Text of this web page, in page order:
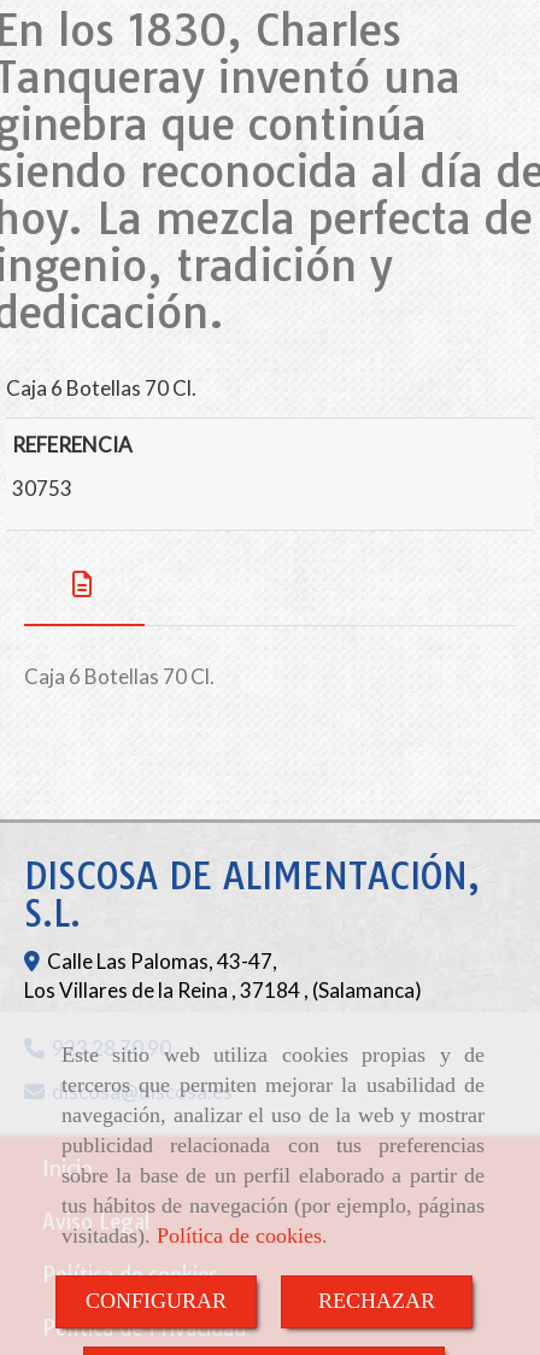
Este sitio web utiliza cookies propias y de
terceros que permiten mejorar la usabilidad de
navegación, analizar el uso de la web y mostrar
publicidad relacionada con tus preferencias
sobre la base de un perfil elaborado a partir de
tus hábitos de navegación (por ejemplo, páginas
visitadas). Política de cookies.
CONFIGURAR RECHAZAR
los 1830, Charles
inventó una
que continúa
reconocida al día
La mezcla perfecta de
tradición y
Caja 6 Botellas 70 Cl.
REFERENCIA
30753
Caja 6 Botellas 70 Cl.
DISCOSA DE ALIMENTACIÓN,
S.L.
Calle Las Palomas, 43-47,
Los Villares de la Reina ,37184, (Salamanca)
923 28 70 90
discosa
discosa.es
Inicio
Aviso Legal
Política de cookies
Política de Privacidad